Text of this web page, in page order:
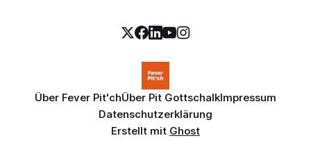
Über Fever Pit'chÜber Pit GottschalkImpressum
Datenschutzerklärung
Erstellt mit Ghost